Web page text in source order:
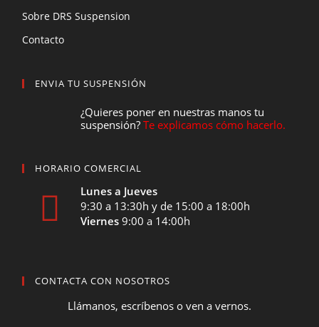
Sobre DRS Suspension
Contacto
ENVIA TU SUSPENSIÓN
¿Quieres poner en nuestras manos tu
suspensión?Te explicamos cómo hacerlo.
HORARIO COMERCIAL
Lunes a Jueves
9:30 a 13:30h y de 15:00 a 18:00h
Viernes9:00 a 14:00h
CONTACTA CON NOSOTROS
Llámanos, escríbenos o ven a vernos.